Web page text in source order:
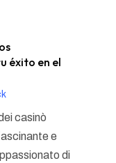
éxito en el
casinò
e
di